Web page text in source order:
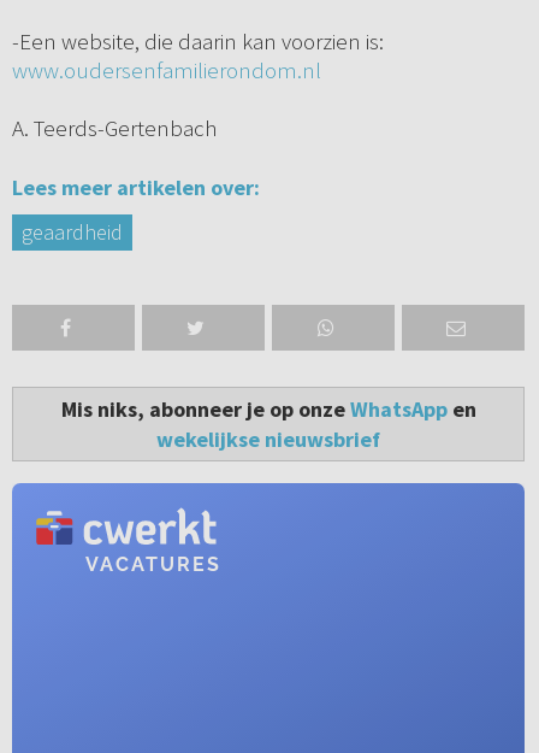
-Een website, die daarin kan voorzien is:
www.oudersenfamilierondom.nl
A. Teerds-Gertenbach
Lees meer artikelen over:
geaardheid
Mis niks, abonneer je op onzeWhatsAppen
wekelijkse nieuwsbrief